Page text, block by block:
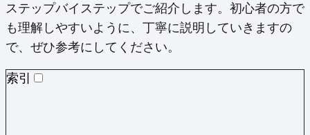
ステップバイステップでご紹介します。初心者の方で
も理解しやすいように、丁寧に説明していきますの
で、ぜひ参考にしてください。
索引